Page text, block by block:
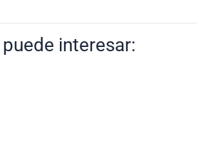
interesar: